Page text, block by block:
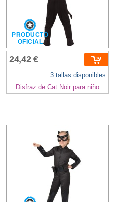
PRODUCTO
OFICIAL
24,42 €
3 tallas disponibles
Disfraz de Cat Noir para niño